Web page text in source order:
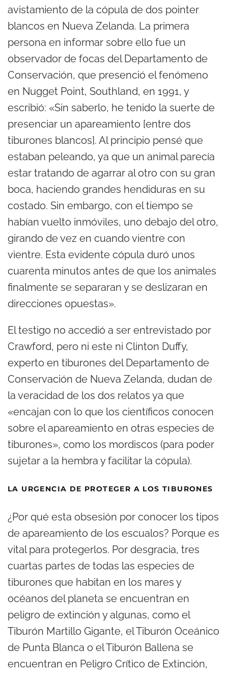
avistamiento de la cópula de dos pointer
blancos en Nueva Zelanda. La primera
persona en informar sobre ello fue un
observador de focas del Departamento de
Conservación, que presenció el fenómeno
en Nugget Point, Southland, en 1991, y
escribió: «Sin saberlo, he tenido la suerte de
presenciar un apareamiento [entre dos
tiburones blancos]. Al principio pensé que
estaban peleando, ya que un animal parecía
estar tratando de agarrar al otro con su gran
boca, haciendo grandes hendiduras en su
costado. Sin embargo, con el tiempo se
habían vuelto inmóviles, uno debajo del otro,
girando de vez en cuando vientre con
vientre. Esta evidente cópula duró unos
cuarenta minutos antes de que los animales
finalmente se separaran y se deslizaran en
direcciones opuestas».
El testigo no accedió a ser entrevistado por
Crawford, pero ni este ni Clinton Duffy,
experto en tiburones del Departamento de
Conservación de Nueva Zelanda, dudan de
la veracidad de los dos relatos ya que
«encajan con lo que los científicos conocen
sobre el apareamiento en otras especies de
tiburones», como los mordiscos (para poder
sujetar a la hembra y facilitar la cópula).
LA URGENCIA DE PROTEGER A LOS TIBURONES
¿Por qué esta obsesión por conocer los tipos
de apareamiento de los escualos? Porque es
vital para protegerlos. Por desgracia, tres
cuartas partes de todas las especies de
tiburones que habitan en los mares y
océanos del planeta se encuentran en
peligro de extinción y algunas, como el
Tiburón Martillo Gigante, el Tiburón Oceánico
de Punta Blanca o el Tiburón Ballena se
encuentran en Peligro Crítico de Extinción,